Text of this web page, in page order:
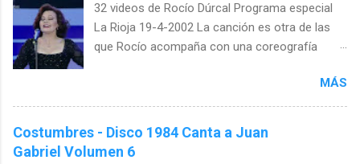
32 videos de Rocío Dúrcal Programa especial
La Rioja 19-4-2002 La canción es otra de las
que Rocío acompaña con una coreografía
lenguaje de signos. Girándose con los brazos
arriba, enseñando las vueltas que da la vida con
las manos, mostrando como va creciendo el
amor y envolviendo todo con sus gestos.
MÁS
Costumbres - Disco 1984 Canta a Juan
Gabriel Volumen 6